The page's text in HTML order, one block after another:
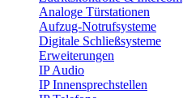
Analoge Türstationen
Aufzug-Notrufsysteme
Digitale Schließsysteme
Erweiterungen
IP Audio
IP Innensprechstellen